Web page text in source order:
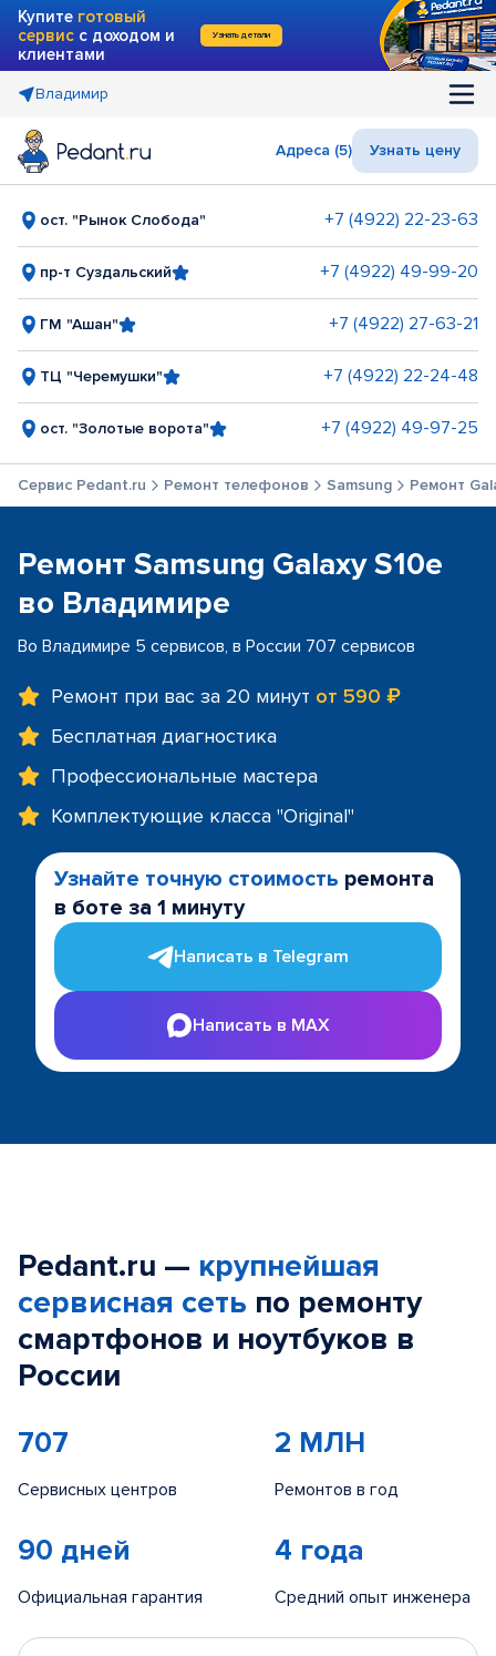
Купите готовый
сервис с доходом и
клиентами
Узнать детали
Владимир
Адреса (5) Узнать цену
ост. "Рынок Слобода" +7 (4922) 22-23-63
пр-т Суздальский +7 (4922) 49-99-20
ГМ "Ашан" +7 (4922) 27-63-21
ТЦ "Черемушки" +7 (4922) 22-24-48
ост. "Золотые ворота" +7 (4922) 49-97-25
Сервис Pedant.ru Ремонт телефонов Samsung Ремонт
Ремонт Samsung Galaxy S10e
во Владимире
Во Владимире 5 сервисов, в России 707 сервисов
Ремонт при вас за 20 минут от 590 ₽
Бесплатная диагностика
Профессиональные мастера
Комплектующие класса "Original"
Узнайте точную стоимость ремонта
в боте за 1 минуту
Написать в Telegram
Написать в MAX
Pedant.ru — крупнейшая
сервисная сеть по ремонту
смартфонов и ноутбуков в
России
707
Сервисных центров
2 МЛН
Ремонтов в год
90 дней
Официальная гарантия
4 года
Средний опыт инженера